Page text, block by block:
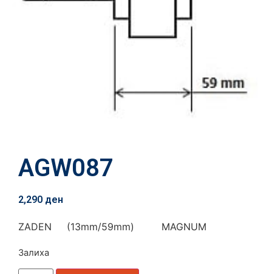
AGW087
2,290 ден
ZADEN (13mm/59mm) MAGNUM
Залиха